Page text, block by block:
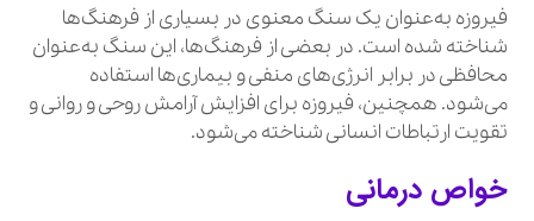
فیروزه به‌عنوان یک سنگ معنوی در بسیاری از فرهنگ‌ها
شناخته شده است. در بعضی از فرهنگ‌ها، این سنگ به‌عنوان
محافظی در برابر انرژی‌های منفی و بیماری‌ها استفاده
می‌شود. همچنین، فیروزه برای افزایش آرامش روحی و روانی و
تقویت ارتباطات انسانی شناخته می‌شود.
خواص درمانی